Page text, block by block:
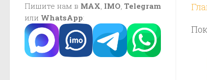
Пишите нам в MAX IMO Telegram
или WhatsApp: